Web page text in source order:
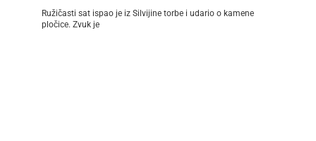
Ružičasti sat ispao je iz Silvijine torbe i udario o kamene
pločice. Zvuk je